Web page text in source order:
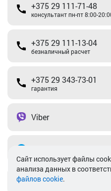
+375 29 111-71-48
консультант пн-пт 8:00-
+375 29 111-13-04
безналичный расчет
+375 29 343-73-01
гарантия
Viber
info@akkamulik.by
Cайт использует файлы
анализа данных в
файлов cookie.